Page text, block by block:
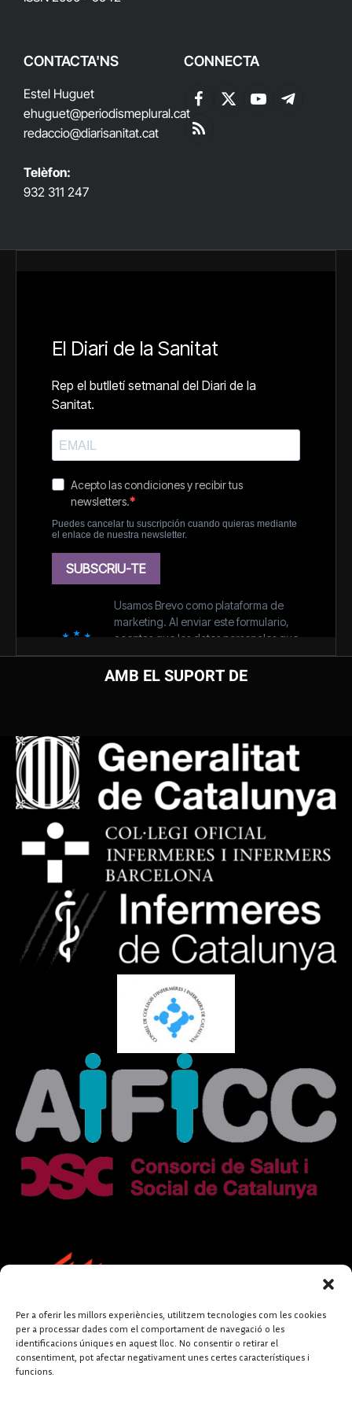
Per a oferir les millors experiències, utilitzem tecnologies com les cookies
per a processar dades com el comportament de navegació o les
identificacions úniques en aquest lloc. No consentir o retirar el
consentiment, pot afectar negativament unes certes característiques i
funcions.
CONTACTA'NS
Estel Huguet
ehuguet@periodismeplural.cat
redaccio@diarisanitat.cat
Telèfon:
932 311 247
CONNECTA
Facebook
X
YouTubeTelegram
RSS
AMB EL SUPORT DE